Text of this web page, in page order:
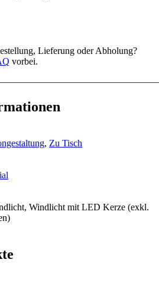
Lieferung oder Abholung?
vorbei.
, Zu Tisch
Windlicht mit LED Kerze (exkl.